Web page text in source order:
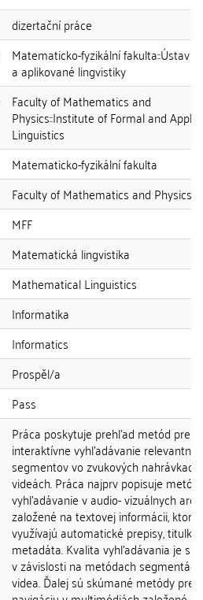
dizertační práce
Matematicko-fyzikální fakulta::Ústav
a aplikované lingvistiky
Faculty of Mathematics and
Physics::Institute of Formal and
Linguistics
Matematicko-fyzikální fakulta
Faculty of Mathematics and Physics
MFF
Matematická lingvistika
Mathematical Linguistics
Informatika
Informatics
Prospěl/a
Pass
Práca poskytuje prehľad metód pre
interaktívne vyhľadávanie
segmentov vo zvukových
videách. Práca najprv popisuje
vyhľadávanie v audio- vizuálnych
založené na textovej informácii, ktoré
využívajú automatické prepisy, titulky
metadáta. Kvalita vyhľadávania je
v závislosti na metódach
videa. Ďalej sú skúmané metódy pre